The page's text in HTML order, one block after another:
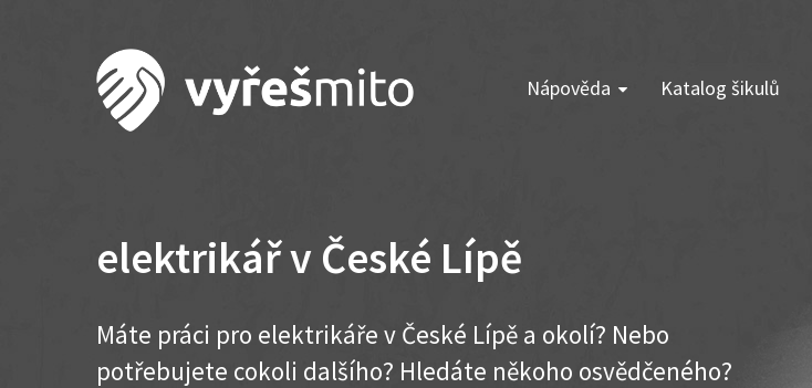
Nápověda Katalog šikulů
elektrikář v České Lípě
Máte práci pro elektrikáře v České Lípě a okolí? Nebo
potřebujete cokoli dalšího? Hledáte někoho osvědčeného?